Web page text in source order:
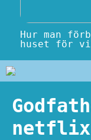
Hur man
huset för
netflix